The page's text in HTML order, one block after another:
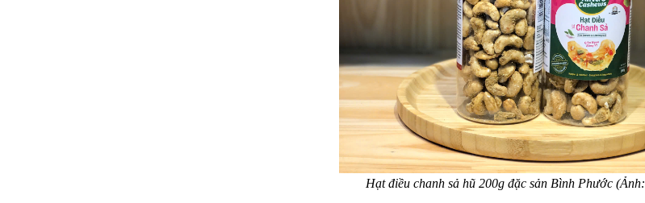
Hạt điều chanh sả hũ 200g đặc sản Bình Phước (Ảnh: